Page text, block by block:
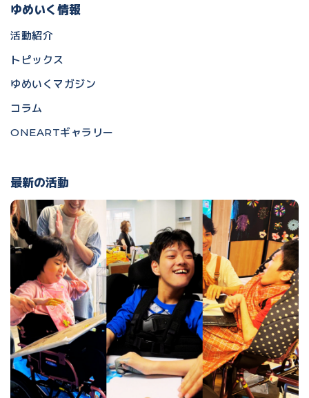
ゆめいく情報
活動紹介
トピックス
ゆめいくマガジン
コラム
ONEARTギャラリー
最新の活動